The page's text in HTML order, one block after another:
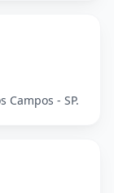
Campos - SP.